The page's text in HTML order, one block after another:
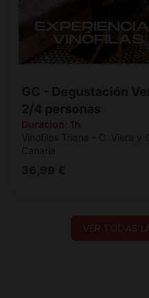
VER TODAS